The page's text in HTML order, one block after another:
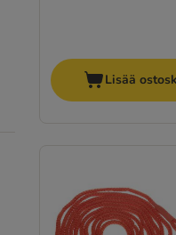
Lisää